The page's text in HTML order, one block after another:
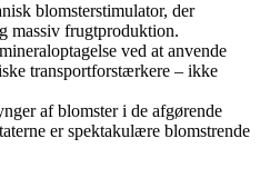
blomsterstimulator, der
massiv frugtproduktion.
ved at anvende
transportforstærkere – ikke
af blomster i de afgørende
er spektakulære blomstrende